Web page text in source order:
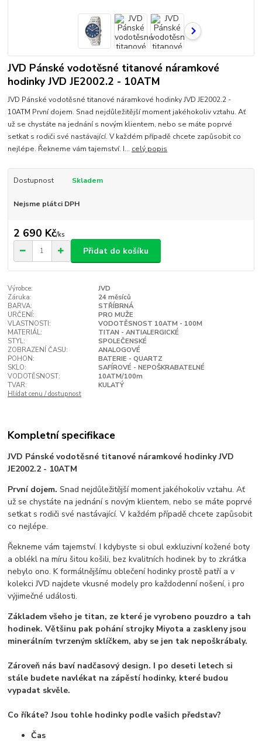
JVD Pánské vodotěsné titanové náramkové
hodinky JVD JE2002.2 - 10ATM
JVD Pánské vodotěsné titanové náramkové hodinky JVD JE2002.2 -
10ATM První dojem. Snad nejdůležitější moment jakéhokoliv vztahu. Ať
už se chystáte na jednání s novým klientem, nebo se máte poprvé
setkat s rodiči své nastávající. V každém případě chcete zapůsobit co
nejlépe. Řekneme vám tajemství. I... celý popis
Dostupnost Skladem
Nejsme plátci DPH
2 690 Kč/ks
Přidat do košíku
Výrobce:
JVD
Záruka:
24 měsíců
BARVA:
STŘÍBRNÁ
URČENÍ:
PRO MUŽE
VLASTNOSTI:
VODOTĚSNOST 10ATM - 100M
MATERIÁL:
TITAN - ANTIALERGICKÉ
STYL:
SPOLEČENSKÉ
ZOBRAZENÍ ČASU:
ANALOGOVÉ
POHON:
BATERIE - QUARTZ
SKLO:
SAFÍROVÉ - NEPOŠKRABATELNÉ
VODOTĚSNOST:
10ATM/100m
TVAR:
KULATÝ
Hlídat cenu / dostupnost
Kompletní specifikace
JVD Pánské vodotěsné titanové náramkové hodinky JVD
JE2002.2 - 10ATM
První dojem. Snad nejdůležitější moment jakéhokoliv vztahu. Ať
už se chystáte na jednání s novým klientem, nebo se máte poprvé
setkat s rodiči své nastávající. V každém případě chcete zapůsobit
co nejlépe.
Řekneme vám tajemství. I kdybyste si obul exkluzivní kožené boty
a oblékl na míru šitou košili, bez kvalitních hodinek by to zkrátka
nebylo ono. K formálnějšímu oblečení hodinky prostě patří a v
kolekci JVD najdete vkusné modely pro každodenní nošení, i pro
výjimečné události.
Základem všeho je titan, ze které je vyrobeno pouzdro a tah
hodinek. Většinu pak pohání strojky Miyota a zaskleny jsou
minerálním tvrzeným sklíčkem, aby se jen tak nepoškrábaly.
Zároveň nás baví nadčasový design. I po deseti letech si
stále budete navlékat na zápěstí hodinky, které budou
vypadat skvěle.
Co říkáte? Jsou tohle hodinky podle vašich představ?
Čas